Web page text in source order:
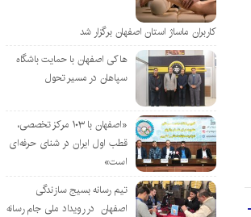
کاربران ماساژ استان اصفهان برگزار شد
هاکی اصفهان با حمایت باشگاه
سپاهان در مسیر تحول
«اصفهان با ۱۰۳ مرکز تخصصی،
قطب اول ایران در شنای حرفه‌ای
است»
تیم رسانه بسیج سازندگی
اصفهان در رویداد ملی جام رسانه